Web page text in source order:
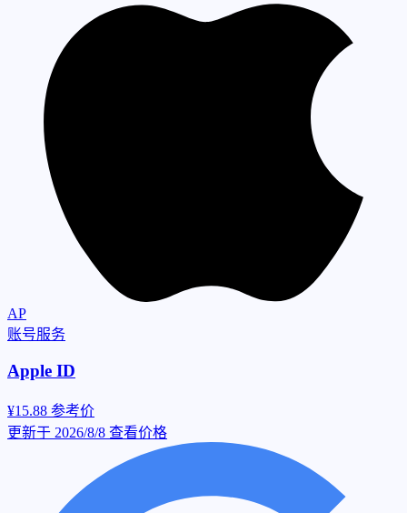
AP
账号服务
Apple ID
¥15.88 参考价
更新于 2026/8/8 查看价格